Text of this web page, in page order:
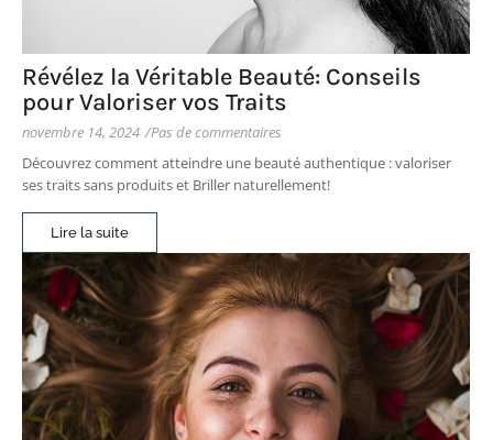
Révélez la Véritable Beauté: Conseils
pour Valoriser vos Traits
novembre 14, 2024 /Pas de commentaires
Découvrez comment atteindre une beauté authentique : valoriser
ses traits sans produits et Briller naturellement!
Lire la suite